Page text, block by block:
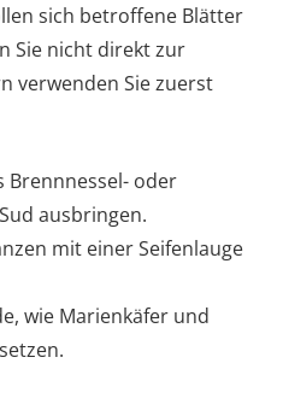
sich betroffene Blätter
Sie nicht direkt zur
verwenden Sie zuerst
Brennnessel- oder
ausbringen.
mit einer Seifenlauge
wie Marienkäfer und